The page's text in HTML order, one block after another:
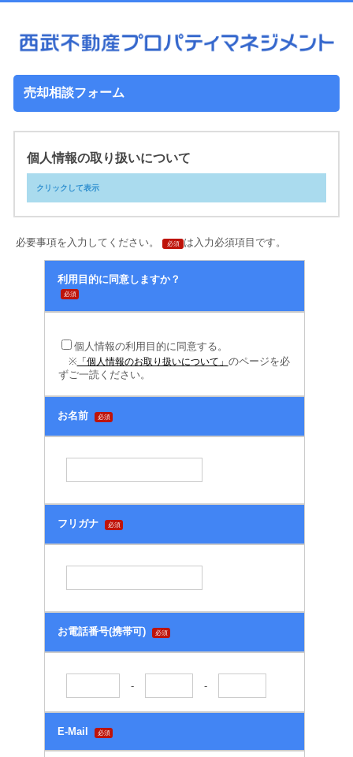
売却相談フォーム
個人情報の取り扱いについて
クリックして表示
「個人情報のお
必要事項を入力してください。 必須 は入力必須項目です。
利用目的に同意しますか？
必須
個人情報の利用目的に同意する。
※ 「個人情報のお取り扱いについて」 のページを必
ずご一読ください。
お名前 必須
フリガナ 必須
お電話番号(携帯可) 必須
- -
E-Mail 必須